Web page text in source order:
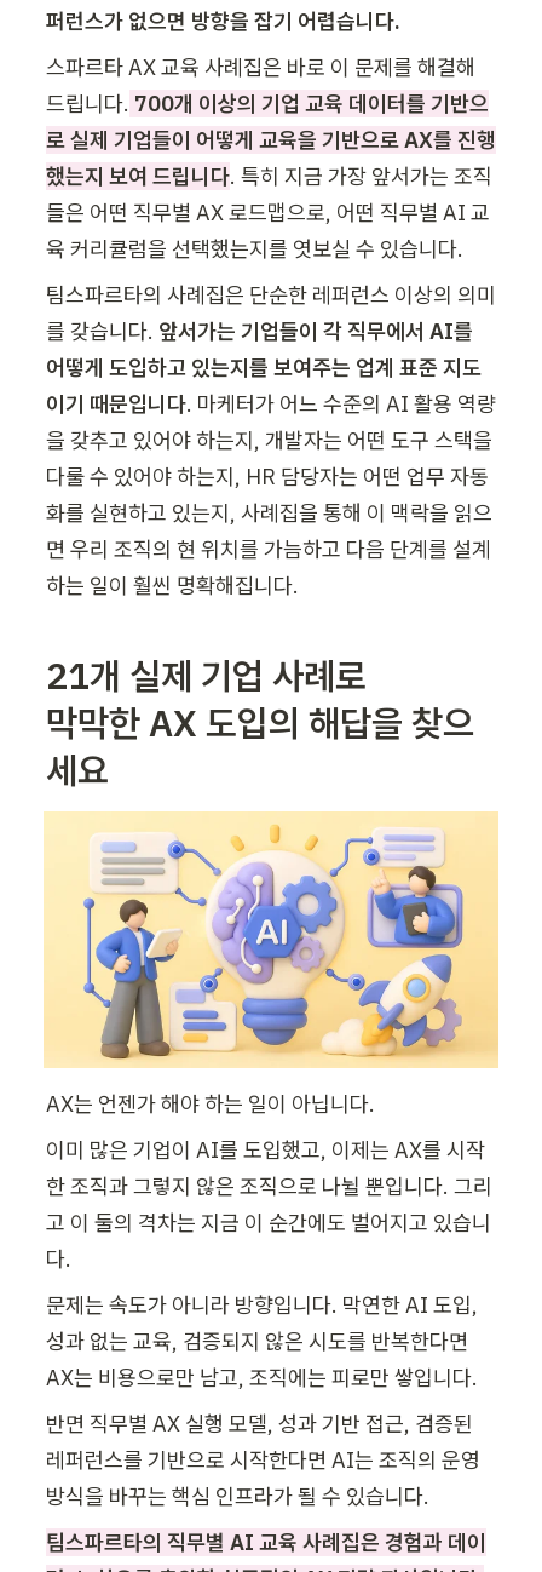
퍼런스가 없으면 방향을 잡기 어렵습니다.
스파르타 AX 교육 사례집은 바로 이 문제를 해결해
드립니다. 700개 이상의 기업 교육 데이터를 기반으
로 실제 기업들이 어떻게 교육을 기반으로 AX를 진행
했는지 보여 드립니다. 특히 지금 가장 앞서가는 조직
들은 어떤 직무별 AX 로드맵으로, 어떤 직무별 AI 교
육 커리큘럼을 선택했는지를 엿보실 수 있습니다.
팀스파르타의 사례집은 단순한 레퍼런스 이상의 의미
를 갖습니다. 앞서가는 기업들이 각 직무에서 AI를
어떻게 도입하고 있는지를 보여주는 업계 표준 지도
이기 때문입니다. 마케터가 어느 수준의 AI 활용 역량
을 갖추고 있어야 하는지, 개발자는 어떤 도구 스택을
다룰 수 있어야 하는지, HR 담당자는 어떤 업무 자동
화를 실현하고 있는지, 사례집을 통해 이 맥락을 읽으
면 우리 조직의 현 위치를 가늠하고 다음 단계를 설계
하는 일이 훨씬 명확해집니다.
21개 실제 기업 사례로
막막한 AX 도입의 해답을 찾으
세요
AX는 언젠가 해야 하는 일이 아닙니다.
이미 많은 기업이 AI를 도입했고, 이제는 AX를 시작
한 조직과 그렇지 않은 조직으로 나뉠 뿐입니다. 그리
고 이 둘의 격차는 지금 이 순간에도 벌어지고 있습니
다.
문제는 속도가 아니라 방향입니다. 막연한 AI 도입,
성과 없는 교육, 검증되지 않은 시도를 반복한다면
AX는 비용으로만 남고, 조직에는 피로만 쌓입니다.
반면 직무별 AX 실행 모델, 성과 기반 접근, 검증된
레퍼런스를 기반으로 시작한다면 AI는 조직의 운영
방식을 바꾸는 핵심 인프라가 될 수 있습니다.
팀스파르타의 직무별 AI 교육 사례집은 경험과 데이